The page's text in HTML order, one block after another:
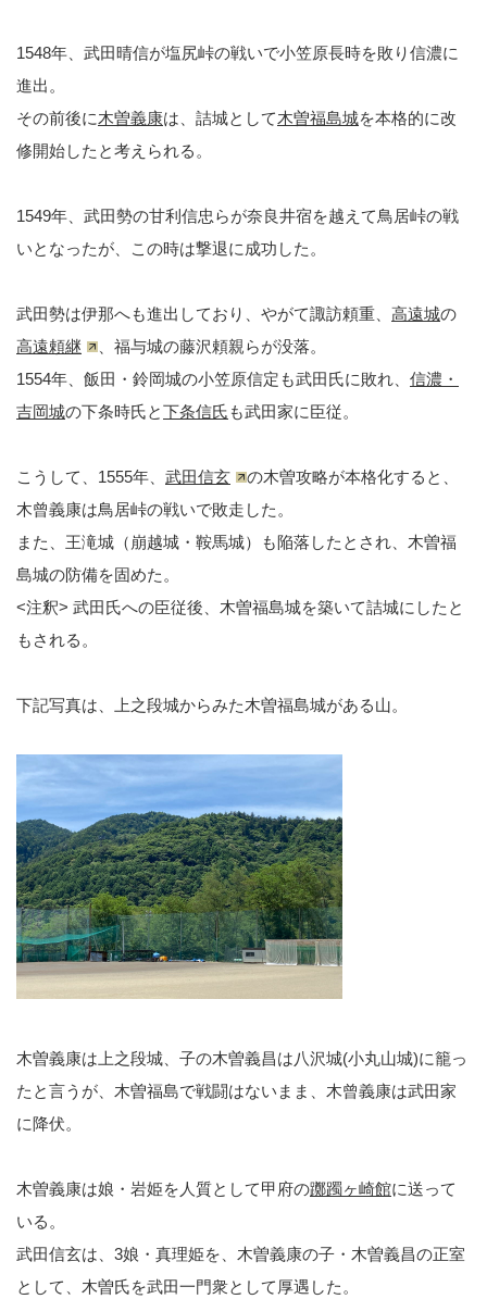
1548年、武田晴信が塩尻峠の戦いで小笠原長時を敗り信濃に
進出。
その前後に木曽義康は、詰城として木曽福島城を本格的に改
修開始したと考えられる。
1549年、武田勢の甘利信忠らが奈良井宿を越えて鳥居峠の戦
いとなったが、この時は撃退に成功した。
武田勢は伊那へも進出しており、やがて諏訪頼重、 高遠城の
高遠頼継
、福与城の藤沢頼親らが没落。
1554年、飯田・鈴岡城の小笠原信定も武田氏に敗れ、 信濃・
吉岡城の下条時氏と下条信氏 も武田家に臣従。
こうして、1555年、 武田信玄
の木曽攻略が本格化すると、
木曾義康は鳥居峠の戦いで敗走した。
また、王滝城（崩越城・鞍馬城）も陥落したとされ、木曽福
島城の防備を固めた。
<注釈> 武田氏への臣従後、木曽福島城を築いて詰城にしたと
もされる。
下記写真は、上之段城からみた木曽福島城がある山。
木曽義康は上之段城、子の木曽義昌は八沢城(小丸山城)に籠っ
たと言うが、木曽福島で戦闘はないまま、木曾義康は武田家
に降伏。
木曽義康は娘・岩姫を人質として甲府の躑躅ヶ崎館に送って
いる。
武田信玄は、3娘・真理姫を、木曽義康の子・木曽義昌の正室
として、木曽氏を武田一門衆として厚遇した。